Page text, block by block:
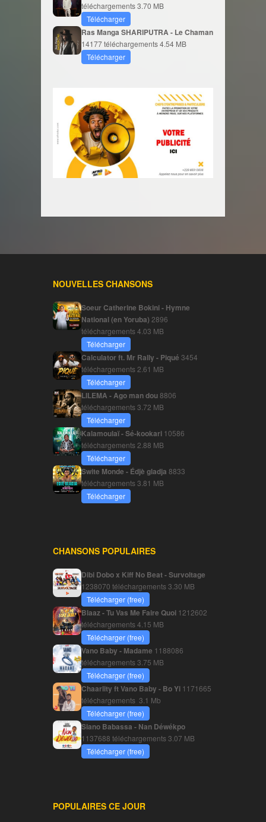
téléchargements3.70 MB
Télécharger
Ras Manga SHARIPUTRA - Le Chaman
14177 téléchargements4.54 MB
Télécharger
NOUVELLES CHANSONS
Soeur Catherine Bokini - Hymne
National (en Yoruba) 2896
téléchargements4.03 MB
Télécharger
Calculator ft. Mr Rally - Piqué 3454
téléchargements 2.61 MB
Télécharger
LILEMA - Ago man dou8806
téléchargements3.72 MB
Télécharger
Kalamoulaï - Sé-kookari 10586
téléchargements 2.88 MB
Télécharger
Swite Monde - Édjè gladja 8833
téléchargements3.81 MB
Télécharger
CHANSONS POPULAIRES
Dibi Dobo x Kiff No Beat - Survoltage
1238070 téléchargements3.30 MB
Télécharger (free)
Blaaz - Tu Vas Me Faire Quoi 1212602
téléchargements4.15 MB
Télécharger (free)
Vano Baby - Madame 1188086
téléchargements3.75 MB
Télécharger (free)
Chaarlity ft Vano Baby - Bo Yi 1171665
téléchargements 3.1 Mb
Télécharger (free)
Siano Babassa - Nan Déwékpo
1137688 téléchargements3.07 MB
Télécharger (free)
POPULAIRES CE JOUR